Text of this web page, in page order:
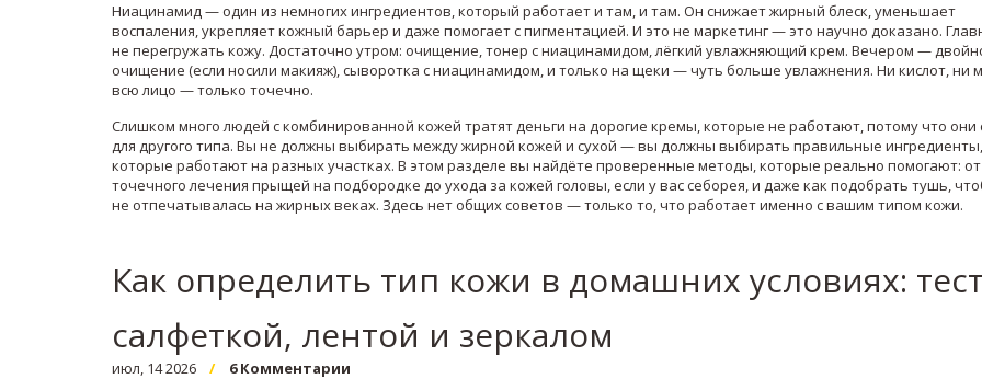
Ниацинамид — один из немногих ингредиентов, который работает и там, и там. Он снижает жирный блеск, уменьшает
воспаления, укрепляет кожный барьер и даже помогает с пигментацией. И это не маркетинг — это научно доказано.
не перегружать кожу. Достаточно утром: очищение, тонер с ниацинамидом, лёгкий увлажняющий крем. Вечером —
очищение (если носили макияж), сыворотка с ниацинамидом, и только на щеки — чуть больше увлажнения. Ни кислот, ни
всю лицо — только точечно.
Слишком много людей с комбинированной кожей тратят деньги на дорогие кремы, которые не работают, потому что они
для другого типа. Вы не должны выбирать между жирной кожей и сухой — вы должны выбирать правильные ингредиенты,
которые работают на разных участках. В этом разделе вы найдёте проверенные методы, которые реально помогают: от
точечного лечения прыщей на подбородке до ухода за кожей головы, если у вас себорея, и даже как подобрать тушь,
не отпечатывалась на жирных веках. Здесь нет общих советов — только то, что работает именно с вашим типом кожи.
Как определить тип кожи в домашних условиях:
салфеткой, лентой и зеркалом
июл, 14 2026 6 Комментарии